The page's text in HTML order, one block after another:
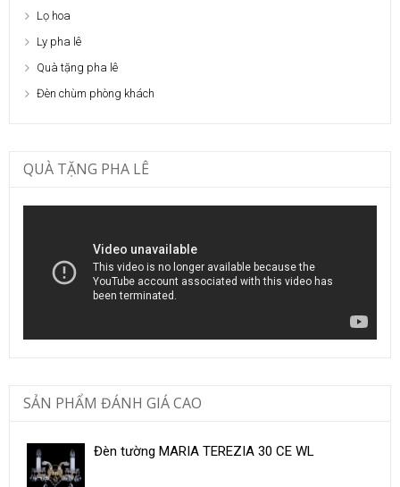
Lọ hoa
Ly pha lê
Quà tặng pha lê
Đèn chùm phòng khách
QUÀ TẶNG PHA LÊ
SẢN PHẨM ĐÁNH GIÁ CAO
Đèn tường MARIA TEREZIA 30 CE WL